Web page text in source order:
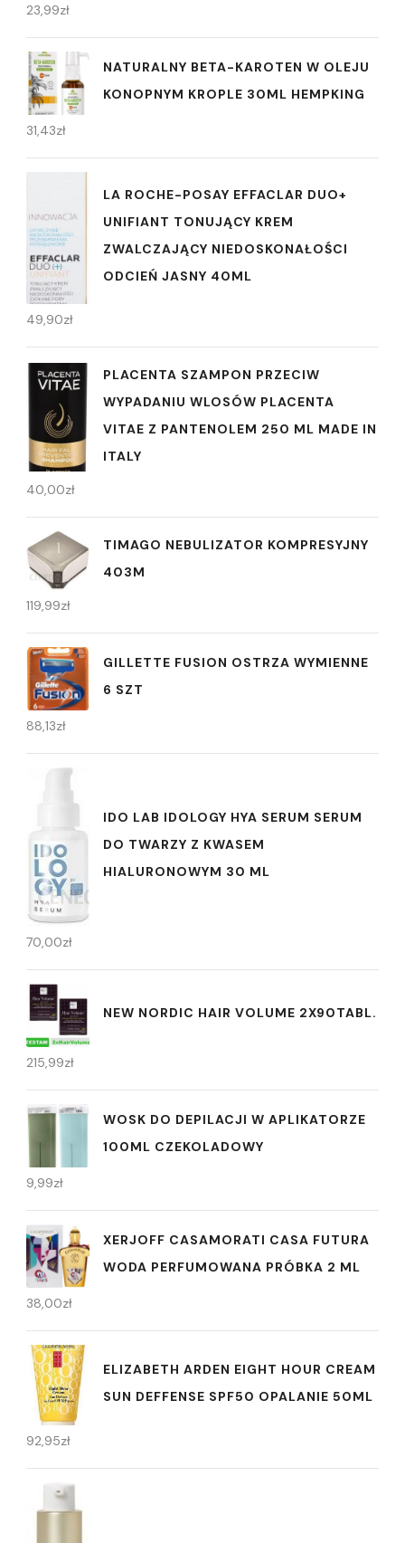
23,99zł
NATURALNY BETA-KAROTEN W OLEJU
KONOPNYM KROPLE 30ML HEMPKING
31,43zł
LA ROCHE-POSAY EFFACLAR DUO+
UNIFIANT TONUJĄCY KREM
ZWALCZAJĄCY NIEDOSKONAŁOŚCI
ODCIEŃ JASNY 40ML
49,90zł
PLACENTA SZAMPON PRZECIW
WYPADANIU WLOSÓW PLACENTA
VITAE Z PANTENOLEM 250 ML MADE IN
ITALY
40,00zł
TIMAGO NEBULIZATOR KOMPRESYJNY
403M
119,99zł
GILLETTE FUSION OSTRZA WYMIENNE
6 SZT
88,13zł
IDO LAB IDOLOGY HYA SERUM SERUM
DO TWARZY Z KWASEM
HIALURONOWYM 30 ML
70,00zł
NEW NORDIC HAIR VOLUME 2X90TABL.
215,99zł
WOSK DO DEPILACJI W APLIKATORZE
100ML CZEKOLADOWY
9,99zł
XERJOFF CASAMORATI CASA FUTURA
WODA PERFUMOWANA PRÓBKA 2 ML
38,00zł
ELIZABETH ARDEN EIGHT HOUR CREAM
SUN DEFFENSE SPF50 OPALANIE 50ML
92,95zł